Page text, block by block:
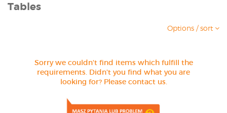
Tables
Options / sort
Sorry we couldn't find items which fulfill the
requirements. Didn't you find what you are
looking for? Please contact us.